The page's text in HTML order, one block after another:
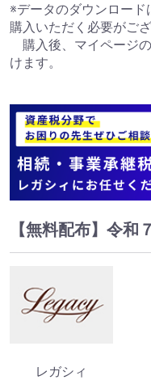
※データのダウンロー
購入いただく必要がござ
購入後、マイページ
けます。
【無料配布】令和
レガシィ